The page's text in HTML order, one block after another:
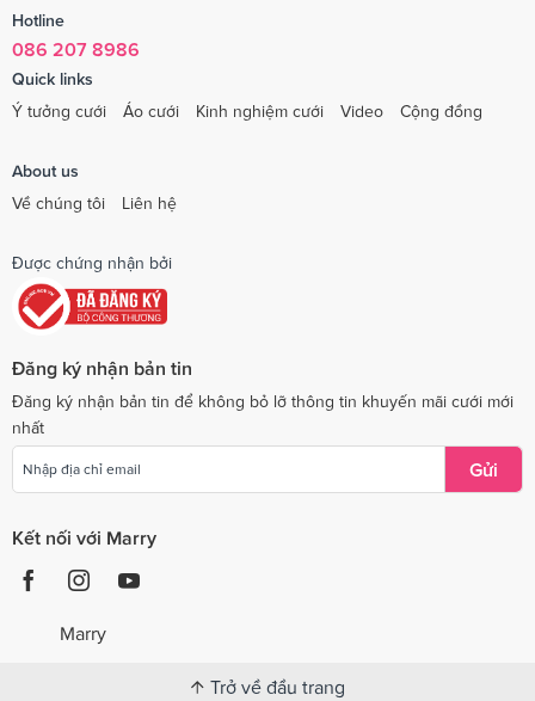
Hotline
086 207 8986
Quick links
Ý tưởng cưới
Áo cưới Kinh nghiệm cưới Video Cộng đồng
About us
Về chúng tôi
Liên hệ
Được chứng nhận bởi
Đăng ký nhận bản tin
Đăng ký nhận bản tin để không bỏ lỡ thông tin khuyến mãi cưới mới
nhất
Gửi
Kết nối với Marry
Marry
Trở về đầu trang